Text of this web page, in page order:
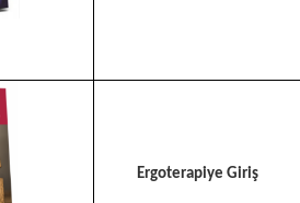
Ergoterapiye Giriş